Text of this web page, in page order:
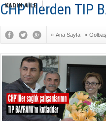
KADIN AİLE
CHP'lilerden TIP
» Ana Sayfa »